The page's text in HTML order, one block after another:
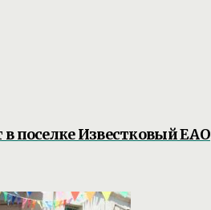
поселке Известковый ЕАО